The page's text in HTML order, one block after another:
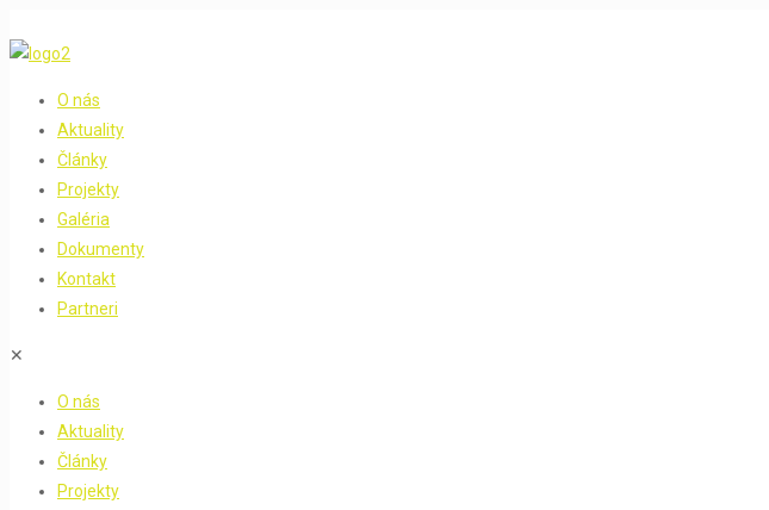
O nás
Aktuality
Články
Projekty
Galéria
Dokumenty
Kontakt
Partneri
✕
O nás
Aktuality
Články
Projekty